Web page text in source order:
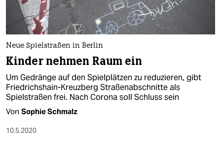
Neue Spielstraßen in Berlin
Kinder nehmen Raum ein
Um Gedränge auf den Spielplätzen zu reduzieren, gibt
Friedrichshain-Kreuzberg Straßenabschnitte als
Spielstraßen frei. Nach Corona soll Schluss sein
Von Sophie Schmalz
10.5.2020